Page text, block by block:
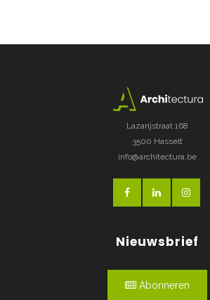
Lazarijstraat 168
3500 Hasselt
info@architectura.be
Nieuwsbrief
Abonneren